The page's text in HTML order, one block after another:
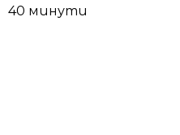
40 минути